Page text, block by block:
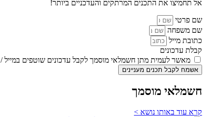
אל תחמיצו את התכנים המרתקים והעדכניים ביותר!
שם פרטי
שם משפחה
כתובת מייל
קבלת עדכונים
מאשר לעמית מתן חשמלאי מוסמך לקבל עדכונים שוטפים במייל / SMS
אשמח לקבל תכנים מעניינים
חשמלאי מוסמך
קרא עוד באותו נושא >